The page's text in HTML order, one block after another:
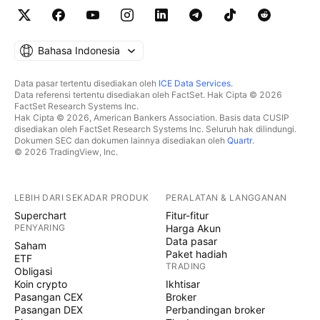
Bahasa Indonesia
Data pasar tertentu disediakan oleh ICE Data Services.
Data referensi tertentu disediakan oleh FactSet. Hak Cipta © 2026
FactSet Research Systems Inc.
Hak Cipta © 2026, American Bankers Association. Basis data CUSIP
disediakan oleh FactSet Research Systems Inc. Seluruh hak dilindungi.
Dokumen SEC dan dokumen lainnya disediakan oleh Quartr.
© 2026 TradingView, Inc.
LEBIH DARI SEKADAR PRODUK
Superchart
PENYARING
Saham
ETF
Obligasi
Koin crypto
Pasangan CEX
Pasangan DEX
PERALATAN & LANGGANAN
Fitur-fitur
Harga Akun
Data pasar
Paket hadiah
TRADING
Ikhtisar
Broker
Perbandingan broker